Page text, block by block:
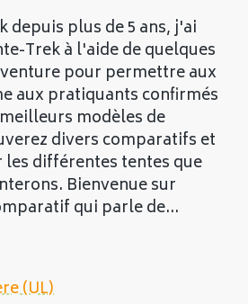
depuis plus de 5 ans, j'ai
Trek à l'aide de quelques
pour permettre aux
aux pratiquants confirmés
modèles de
divers comparatifs et
différentes tentes que
Bienvenue sur
qui parle de...
(UL)